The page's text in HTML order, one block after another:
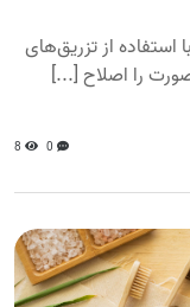
از تزریق‌های
را اصلاح [...]
0
8